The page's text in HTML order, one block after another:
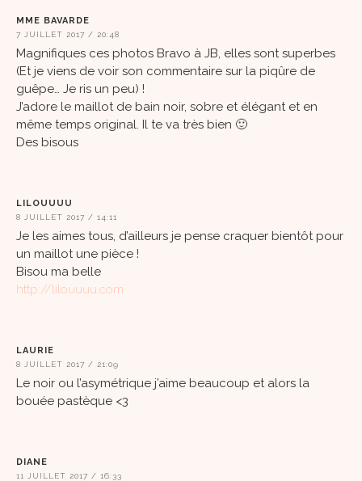
MME BAVARDE
7 JUILLET 2017 / 20:48
Magnifiques ces photos Bravo à JB, elles sont superbes
(Et je viens de voir son commentaire sur la piqûre de
guêpe… Je ris un peu) !
J’adore le maillot de bain noir, sobre et élégant et en
même temps original. Il te va très bien 🙂
Des bisous
LILOUUUU
8 JUILLET 2017 / 14:11
Je les aimes tous, d’ailleurs je pense craquer bientôt pour
un maillot une pièce !
Bisou ma belle
http://lilouuuu.com
LAURIE
8 JUILLET 2017 / 21:09
Le noir ou l’asymétrique j’aime beaucoup et alors la
bouée pastèque <3
DIANE
11 JUILLET 2017 / 16:33